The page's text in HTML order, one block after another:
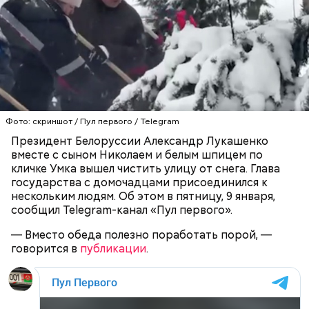
Фото: скриншот / Пул первого / Telegram
Президент Белоруссии Александр Лукашенко
вместе с сыном Николаем и белым шпицем по
кличке Умка вышел чистить улицу от снега. Глава
государства с домочадцами присоединился к
нескольким людям. Об этом в пятницу, 9 января,
сообщил Telegram-канал «Пул первого».
— Вместо обеда полезно поработать порой, —
говорится в публикации.
К тому же здесь водятся редкие виды животных и
других растений, которых в мире больше нигде не
встретить. На Сокотре также есть горы,
известняковое плато и прибрежные равнины,
Впадина Данакиль, Эфиопия
Сергей Брин — один из соучредителей компании
Google. Он родился в еврейской семье в Москве в
1973 году. Его отец был математиком, окончившим
МГУ, а мать была научным сотрудником в
Институте нефти и газа. Когда Сергею было шесть
лет, семья иммигрировала в США.
контролирующими акционерами. Его состояние
оценивается в 237 миллиардов долларов.